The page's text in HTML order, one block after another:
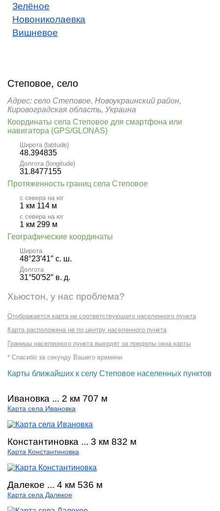
Зелёное
Новониколаевка
Вишневое
Степовое, село
Адрес: село Степовое, Новоукраинский район,
Кировоградская область, Украина
Координаты села Степовое для смартфона или
навигатора (GPS/GLONAS)
Широта (latitude)
48.394835
Долгота (longitude)
31.8477155
Протяженность границ села Степовое
с севера на юг
1 км 114 м
с севера на юг
1 км 299 м
Географические координаты
Широта
48°23′41″ с. ш.
Долгота
31°50′52″ в. д.
Хьюстон, у нас проблема?
Отображается карта не соответствующего населенного пункта
Карта расположена не по центру населенного пункта
Границы населенного пункта выходят за пределы окна карты
* Спасибо за секунду Вашего времени
Карты ближайших к селу Степовое населенных пунктов
Ивановка ... 2 км 707 м
Карта села Ивановка
Константиновка ... 3 км 832 м
Карта Константиновка
Далекое ... 4 км 536 м
Карта села Далекое